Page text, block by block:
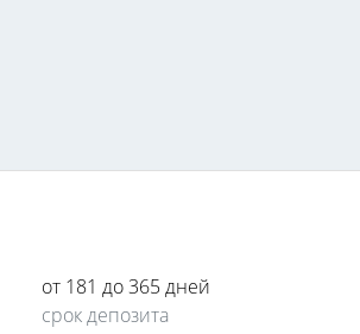
от 181 до 365 дней
срок депозита